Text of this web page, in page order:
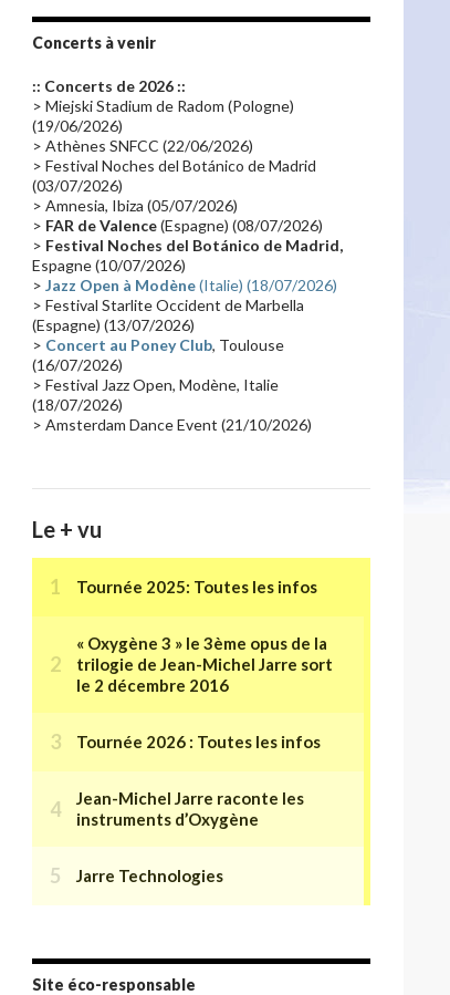
Promo 2019
Emissions 2010 Disques rares
Synthé 70's(20)
Claviériste(19) Groupe de Recherche Musicale
France 2 (18)
Critique(17) Coffret(17) Chronologie(16)
Passages radio(16)
Synthé 80's(16) Les concerts en Chine (16)
Cinéma(16) Houston
Synthé Roland Belgique
Récompense(14) Collaborations 70's(14)
Astronomie(14) France Inter(14)
Concerts à venir
:: Concerts de 2026 ::
> Miejski Stadium de Radom (Pologne)
(19/06/2026)
> Athènes SNFCC (22/06/2026)
> Festival Noches del Botánico de Madrid
(03/07/2026)
> Amnesia, Ibiza (05/07/2026)
> FAR de Valence(Espagne) (08/07/2026)
> Festival Noches del Botánico de Madrid,
Espagne (10/07/2026)
> Jazz Open à Modène(Italie) (18/07/2026)
> Festival Starlite Occident de Marbella
(Espagne) (13/07/2026)
> Concert au Poney Club, Toulouse
(16/07/2026)
> Festival Jazz Open, Modène, Italie
(18/07/2026)
> Amsterdam Dance Event (21/10/2026)
Le + vu
Site éco-responsable